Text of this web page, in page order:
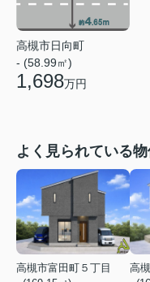
高槻市日向町
- (58.99㎡)
1,698万円
よく見られている
高槻市富田町５丁目
高